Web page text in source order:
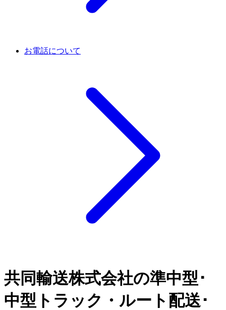
お電話について
共同輸送株式会社の準中型･
中型トラック・ルート配送･